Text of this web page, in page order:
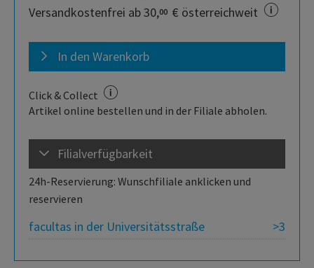
Versandkostenfrei ab 30,00 € österreichweit
In den Warenkorb
Click & Collect
Artikel online bestellen und in der Filiale abholen.
Filialverfügbarkeit
24h-Reservierung: Wunschfiliale anklicken und
reservieren
>3
facultas in der Universitätsstraße